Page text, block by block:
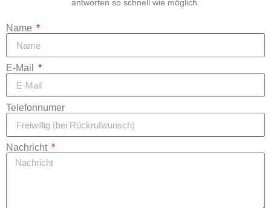
antworten so schnell wie möglich.
Name
E-Mail
Telefonnumer
Nachricht